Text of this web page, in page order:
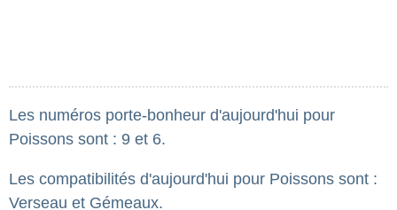
Les numéros porte-bonheur d'aujourd'hui pour
Poissons sont : 9 et 6.
Les compatibilités d'aujourd'hui pour Poissons sont :
Verseau et Gémeaux.